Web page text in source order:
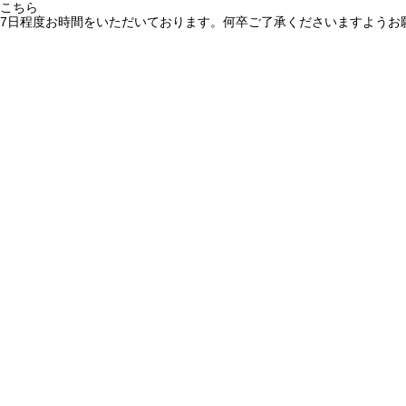
ちら
程度お時間をいただいております。何卒ご了承くださいますようお